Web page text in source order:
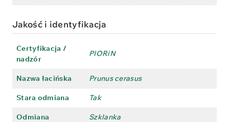
Jakość i identyfikacja
Certyfikacja /
nadzór
PIORiN
Nazwa łacińska Prunus cerasus
Stara odmiana Tak
Odmiana Szklanka